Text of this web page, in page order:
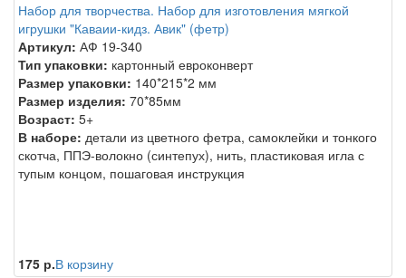
Набор для творчества. Набор для изготовления мягкой
игрушки "Каваии-кидз. Авик" (фетр)
Артикул: АФ 19-340
Тип упаковки: картонный евроконверт
Размер упаковки: 140*215*2 мм
Размер изделия: 70*85мм
Возраст: 5+
В наборе: детали из цветного фетра, самоклейки и тонкого
скотча, ППЭ-волокно (синтепух), нить, пластиковая игла с
тупым концом, пошаговая инструкция
175 р.В корзину